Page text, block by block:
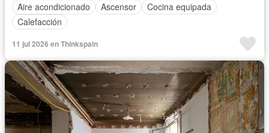
Aire acondicionado
Ascensor
Cocina equipada
Calefacción
11 jul 2026 en Thinkspain